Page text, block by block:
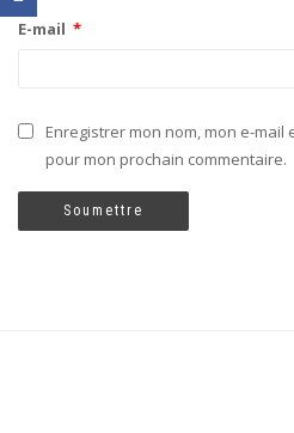
E-mail *
Enregistrer mon nom, mon e-
pour mon prochain commentaire.